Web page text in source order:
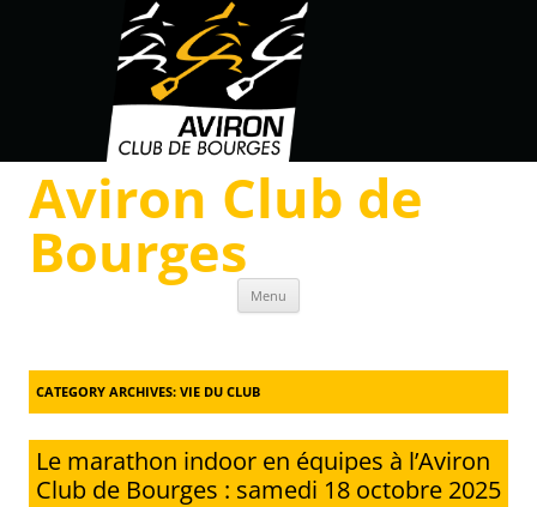
Aviron Club de
Bourges
Menu
CATEGORY ARCHIVES: VIE DU CLUB
Le marathon indoor en équipes à l’Aviron
Club de Bourges : samedi 18 octobre 2025